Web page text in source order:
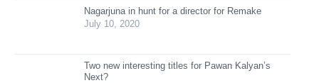
Nagarjuna in hunt for a director for Remake
July 10, 2020
Two new interesting titles for Pawan Kalyan’s
Next?